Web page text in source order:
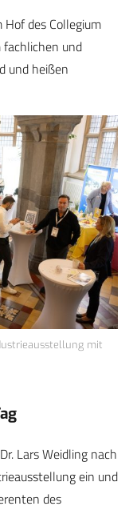
des Collegium
fachlichen und
und heißen
mit
Lars Weidling nach
ein und
des